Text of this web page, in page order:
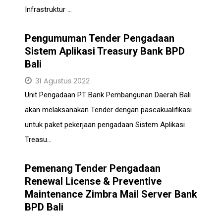
Infrastruktur ...
Pengumuman Tender Pengadaan
Sistem Aplikasi Treasury Bank BPD
Bali
31 Agustus 2022
Unit Pengadaan PT Bank Pembangunan Daerah Bali
akan melaksanakan Tender dengan pascakualifikasi
untuk paket pekerjaan pengadaan Sistem Aplikasi
Treasu...
Pemenang Tender Pengadaan
Renewal License & Preventive
Maintenance Zimbra Mail Server Bank
BPD Bali